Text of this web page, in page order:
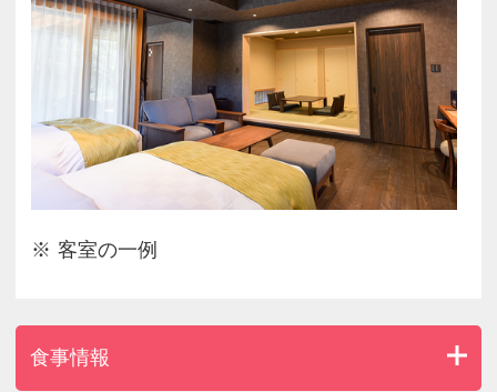
※内風呂は、温泉ではございません。
※別途、お一人様につき入湯税150円を頂戴いたし
客室の一例
食事情報